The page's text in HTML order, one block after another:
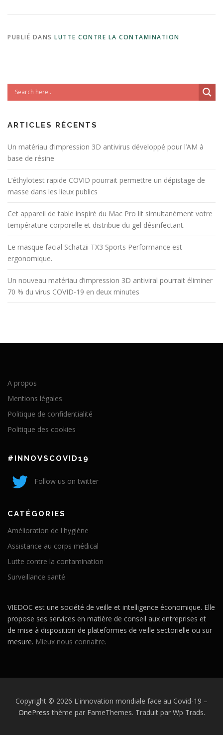
PUBLIÉ DANS LUTTE CONTRE LA CONTAMINATION
ARTICLES RÉCENTS
Un matériau d’impression 3D antivirus développé pour l’AM à
base de résine
L’éthylotest rapide COVID pourrait permettre un dépistage de
masse dans les lieux publics
Cet appareil de table inspiré du Mac Pro lit simultanément votre
température corporelle et distribue du gel désinfectant.
Le masque facial Schatzii TX3 Sports Performance est
ergonomique.
Un nouveau matériau d’impression 3D antiviral pourrait éliminer
70 % du virus COVID-19 en deux minutes
A propos
Mentions légales
Politique de confidentialité
Politique des cookies
#INNOVSCOVID19
Follow us on twitter
CATÉGORIES
Amélioration de l'hygiène
Assistance au corps médical
Lutte contre la contamination
Surveillance santé
VIEDOC est une société de veille et intelligence économique. Elle
propose ses services en matière de conseil aux entreprises et
de mise à disposition de plateformes de veille sectorielle ou sur
mesure. Mieux nous connaitre.
Copyright © 2026 L'innovation mondiale face au Covid-19 –
OnePress thème par FameThemes. Traduit par Wp Trads.